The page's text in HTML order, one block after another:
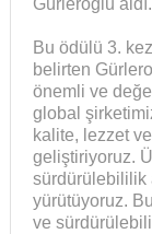
Gürleroğlu aldı.
Bu ödülü 3.
belirten
önemli ve
global
kalite, lezzet
geliştiriyoruz.
sürdürülebililik
yürütüyoruz.
ve